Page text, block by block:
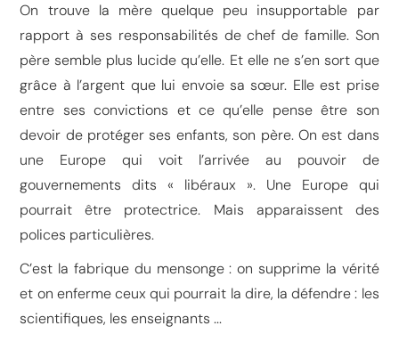
On trouve la mère quelque peu insupportable par
rapport à ses responsabilités de chef de famille. Son
père semble plus lucide qu’elle. Et elle ne s’en sort que
grâce à l’argent que lui envoie sa sœur. Elle est prise
entre ses convictions et ce qu’elle pense être son
devoir de protéger ses enfants, son père. On est dans
une Europe qui voit l’arrivée au pouvoir de
gouvernements dits « libéraux ». Une Europe qui
pourrait être protectrice. Mais apparaissent des
polices particulières.
C’est la fabrique du mensonge : on supprime la vérité
et on enferme ceux qui pourrait la dire, la défendre : les
scientifiques, les enseignants ...